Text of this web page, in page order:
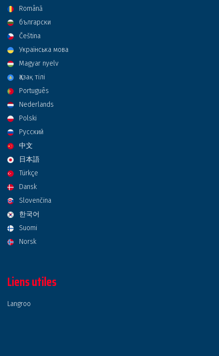
Română
български
Čeština
Українська мова
Magyar nyelv
Қазақ тілі
Português
Nederlands
Polski
Русский
中文
日本語
Türkçe
Dansk
Slovenčina
한국어
Suomi
Norsk
Liens utiles
Langroo